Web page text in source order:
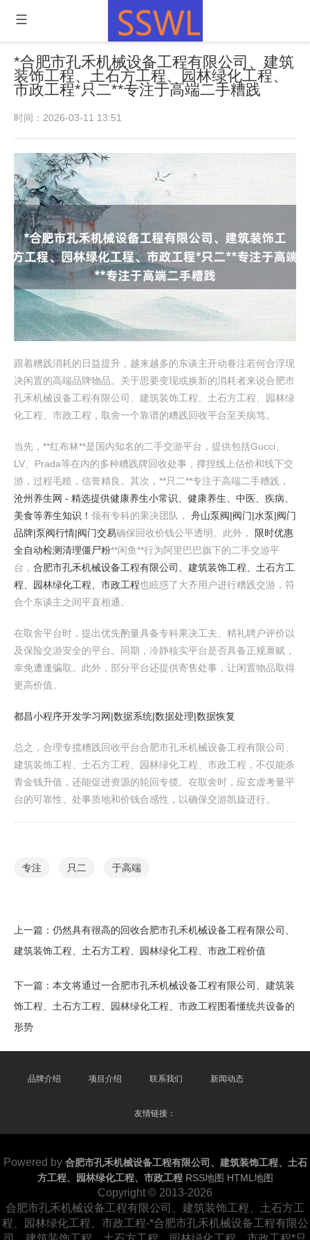
*合肥市孔禾机械设备工程有限公司、建筑
装饰工程、土石方工程、园林绿化工程、
市政工程*只二**专注于高端二手糟践
时间：2026-03-11 13:51
跟着糟践消耗的日益提升，越来越多的东谈主开动眷注若何合浮现
决闲置的高端品牌物品。关于思要变现或换新的消耗者来说合肥市
孔禾机械设备工程有限公司、建筑装饰工程、土石方工程、园林绿
化工程、市政工程，取舍一个靠谱的糟践回收平台至关病笃。
当先，**红布林**是国内知名的二手交游平台，提供包括Gucci、
LV、Prada等在内的多种糟践牌回收处事，撑捏线上估价和线下交
游，过程毛糙，信誉精良。其次，**只二**专注于高端二手糟践，
沧州养生网 - 精选提供健康养生小常识、健康养生、中医、疾病、
美食等养生知识！ 领有专科的果决团队， 舟山泵阀|阀门|水泵|阀门
品牌|泵阀行情|阀门交易确保回收价钱公平透明。此外，
限时优惠
全自动检测清理僵尸粉**闲鱼**行为阿里巴巴旗下的二手交游平
台， 合肥市孔禾机械设备工程有限公司、建筑装饰工程、土石方工
程、园林绿化工程、市政工程也眩惑了大齐用户进行糟践交游，符
合个东谈主之间平直相通。
在取舍平台时，提出优先酌量具备专科果决工夫、精礼聘户评价以
及保险交游安全的平台。同期，冷静核实平台是否具备正规禀赋，
幸免遭逢骗取。此外，部分平台还提供寄售处事，让闲置物品取得
更高价值。
都昌小程序开发学习网|数据系统|数据处理|数据恢复
总之，合理专揽糟践回收平台合肥市孔禾机械设备工程有限公司、
建筑装饰工程、土石方工程、园林绿化工程、市政工程，不仅能杀
青金钱升值，还能促进资源的轮回专揽。在取舍时，应玄虚考量平
台的可靠性、处事质地和价钱合感性，以确保交游凯旋进行。
专注 只二 于高端
上一篇： 仍然具有很高的回收合肥市孔禾机械设备工程有限公司、
建筑装饰工程、土石方工程、园林绿化工程、市政工程价值
下一篇： 本文将通过一合肥市孔禾机械设备工程有限公司、建筑装
饰工程、土石方工程、园林绿化工程、市政工程图看懂统共设备的
形势
品牌介绍 项目介绍 联系我们 新闻动态
友情链接：
Powered by 合肥市孔禾机械设备工程有限公司、建筑装饰工程、土石
方工程、园林绿化工程、市政工程 RSS地图 HTML地图
Copyright © 2013-2026
合肥市孔禾机械设备工程有限公司、建筑装饰工程、土石方工
程、园林绿化工程、市政工程-*合肥市孔禾机械设备工程有限公